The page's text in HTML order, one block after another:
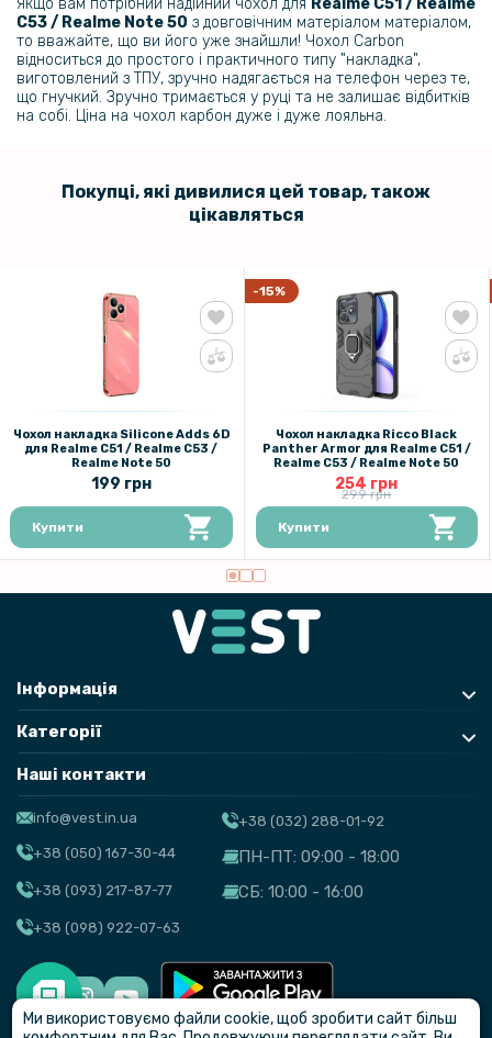
365 грн
429 грн
Чохол накладка Ricco Camera Sliding для Realme C51 / Note 50
199 грн
159 грн
199 грн
Чохол накладка Silicone Adds 6D для Realme C51 / Realme C53 /
Realme Note 50
129 грн
Загартоване захисне скло Full Screen Tempered Glass для Realme
C53, Black
99 грн
119 грн
Захисне скло HD Clear для смартгодинника Xiaomi Watch S4
169 грн
Ремінець Silicone для смартгодиннників Xiaomi Watch S4, 22mm
Якщо вам потрібний надійний чохол для Realme C51 / Realme
C53 / Realme Note 50 з довговічним матеріалом матеріалом,
то вважайте, що ви його уже знайшли! Чохол Carbon
відноситься до простого і практичного типу "накладка",
виготовлений з ТПУ, зручно надягається на телефон через те,
що гнучкий. Зручно тримається у руці та не залишає відбитків
на собі. Ціна на чохол карбон дуже і дуже лояльна.
Покупці, які дивилися цей товар, також
цікавляться
Чохол накладка Silicone Adds 6D
для Realme C51 / Realme C53 /
Realme Note 50
199 грн
Купити
-15%
Чохол накладка Ricco Black
Panther Armor для Realme C51 /
Realme C53 / Realme Note 50
254 грн
299 грн
Купити
Інформація
Категорії
Наші контакти
info@vest.in.ua
+38 (050) 167-30-44
+38 (093) 217-87-77
+38 (098) 922-07-63
+38 (032) 288-01-92
ПН-ПТ: 09:00 - 18:00
СБ: 10:00 - 16:00
© VEST
Ми використовуємо файли cookie, щоб зробити сайт більш